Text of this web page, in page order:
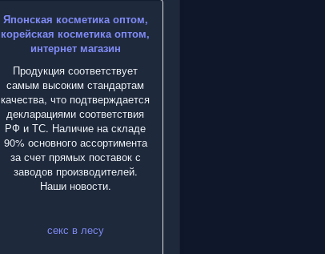
Японская косметика оптом,
корейская косметика оптом,
интернет магазин
Продукция соответствует
самым высоким стандартам
качества, что подтверждается
декларациями соответствия
РФ и ТС. Наличие на складе
90% основного ассортимента
за счет прямых поставок с
заводов производителей.
Наши новости.
секс в лесу